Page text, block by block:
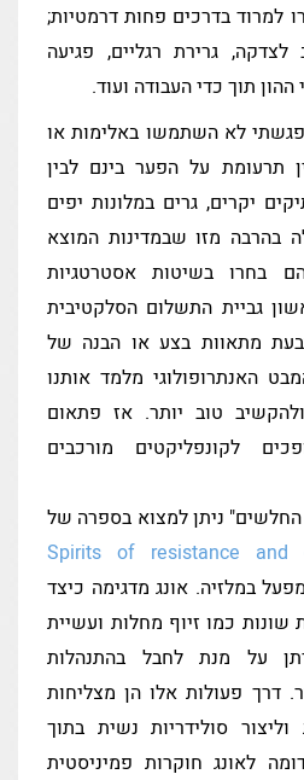
למרוד בדרכים פחות דרמטיות;
לצדקה, גרירת רגליים, פגיעה
תוך כדי העבודה ועוד.
לא השתמשו באלימות או
תרעומת על הפער בינם לבין
יקרים, גרים במלונות יפים
בהרבה מזו שבמדינות המוצא
בחרו בשיטות אסטרטגיות
גביית התשלום הסלקטיבית
מתאוות בצע או הבנה של
האנתרופולוגי מלמד אותנו
טוב יותר. אז פתאום
לקונפליקטים מורכבים
ניתן למצוא בספרה של
Spirits of resistance and
במלזיה. אונג מדגימה כיצד
כמו זיוף מחלות ועשיית
על מנת לחבל בהתנהלות
דרך פעולות אלו הן מצליחות
סולידריות נשית בתוך
לאונג חוקרות פמיניסטית